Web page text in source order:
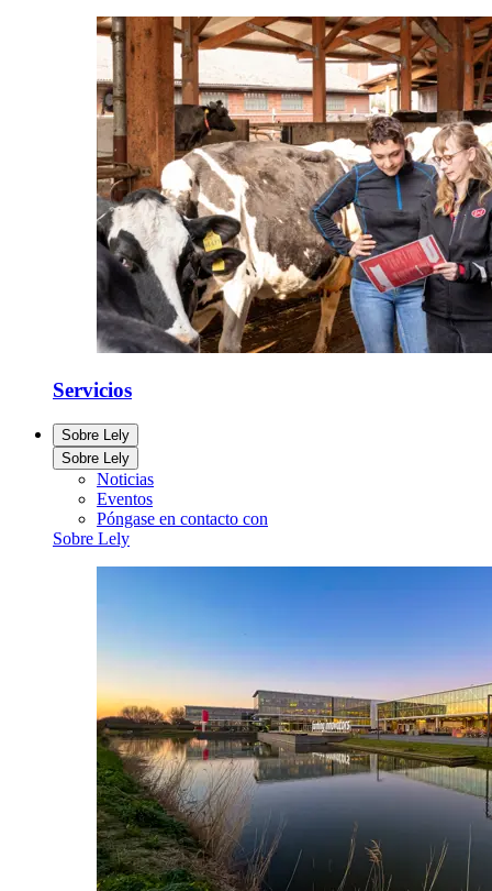
Servicios
Sobre Lely
Sobre Lely
Noticias
Eventos
Póngase en contacto con
Sobre Lely